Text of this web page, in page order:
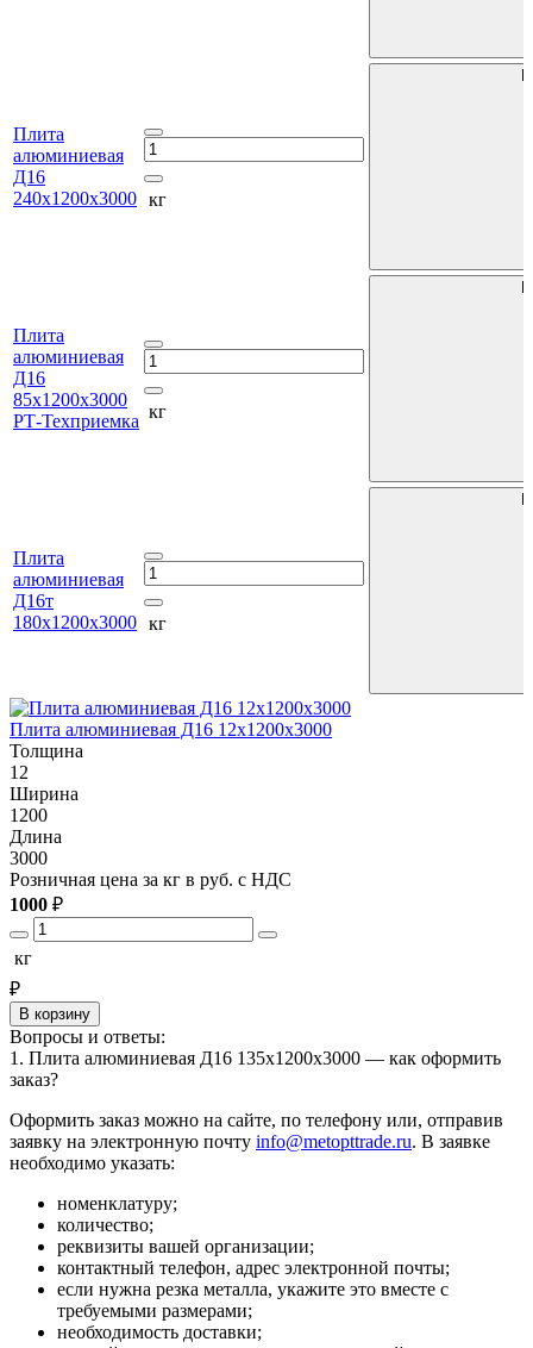
Плита
алюминиевая
Д16
240х1200х3000 кг
Плита
алюминиевая
Д16
85х1200х3000
РТ-Техприемка кг
Плита
алюминиевая
Д16т
180х1200х3000 кг
Плита алюминиевая Д16 12х1200х3000
Толщина
12
Ширина
1200
Длина
3000
Розничная цена за кг в руб. с НДС
1000 ₽
кг
₽
В корзину
Вопросы и ответы:
1. Плита алюминиевая Д16 135х1200х3000 — как оформить
заказ?
Оформить заказ можно на сайте, по телефону или, отправив
заявку на электронную почту info@metopttrade.ru. В заявке
необходимо указать:
номенклатуру;
количество;
реквизиты вашей организации;
контактный телефон, адрес электронной почты;
если нужна резка металла, укажите это вместе с
требуемыми размерами;
необходимость доставки;